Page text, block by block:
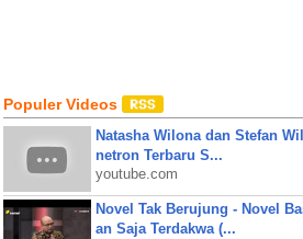
Populer Videos
Natasha Wilona dan Stefan
netron Terbaru S...
youtube.com
Novel Tak Berujung - Novel
an Saja Terdakwa (...